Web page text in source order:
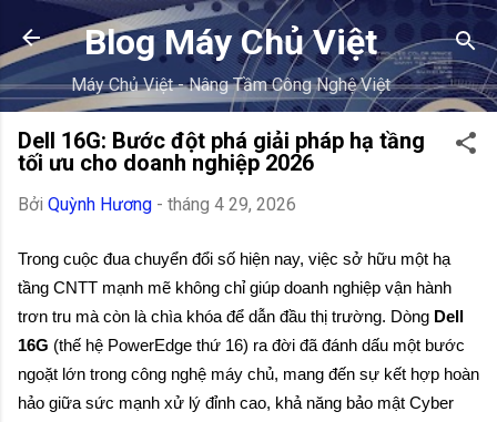
Chuyển đến nội dung chính
Blog Máy Chủ Việt
Máy Chủ Việt - Nâng Tầm Công Nghệ Việt
Dell 16G: Bước đột phá giải pháp hạ tầng
tối ưu cho doanh nghiệp 2026
Bởi Quỳnh Hương - tháng 4 29, 2026
Trong cuộc đua chuyển đổi số hiện nay, việc sở hữu một hạ
tầng CNTT mạnh mẽ không chỉ giúp doanh nghiệp vận hành
trơn tru mà còn là chìa khóa để dẫn đầu thị trường. Dòng Dell
16G (thế hệ PowerEdge thứ 16) ra đời đã đánh dấu một bước
ngoặt lớn trong công nghệ máy chủ, mang đến sự kết hợp hoàn
hảo giữa sức mạnh xử lý đỉnh cao, khả năng bảo mật Cyber